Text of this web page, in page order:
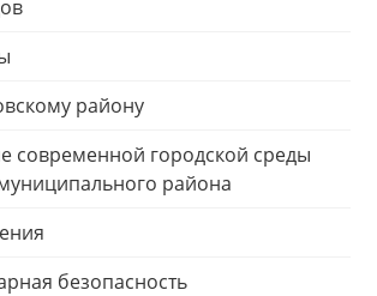
району
современной городской среды
района
безопасность